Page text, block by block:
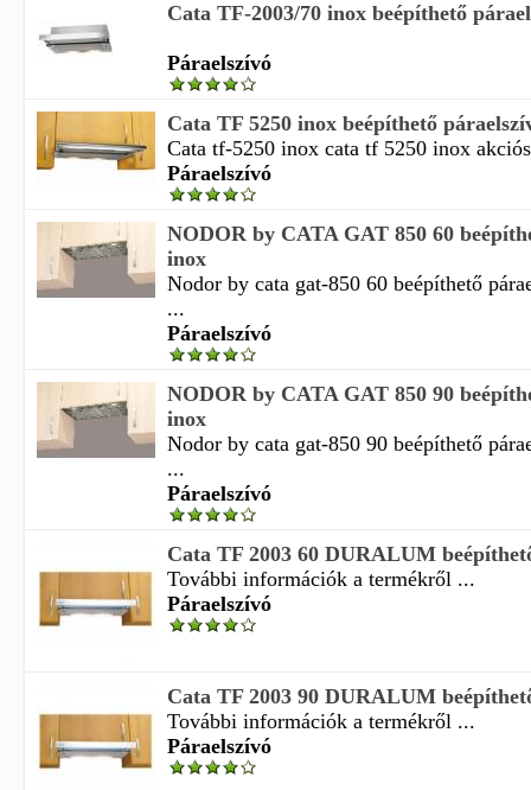
Cata TF-2003/70 inox beépíthető
Páraelszívó
Cata TF 5250 inox beépíthető
Cata tf-5250 inox cata tf 5250 inox
Páraelszívó
NODOR by CATA GAT 850 60
inox
Nodor by cata gat-850 60 beépíthető
...
Páraelszívó
NODOR by CATA GAT 850 90
inox
Nodor by cata gat-850 90 beépíthető
...
Páraelszívó
Cata TF 2003 60 DURALUM
További információk a termékről ...
Páraelszívó
Cata TF 2003 90 DURALUM
További információk a termékről ...
Páraelszívó